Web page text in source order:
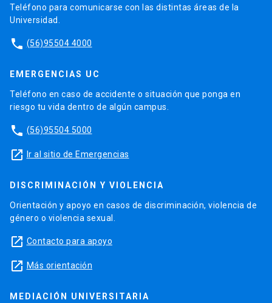
Teléfono para comunicarse con las distintas áreas de la
Universidad.
phone (56)95504 4000
EMERGENCIAS UC
Teléfono en caso de accidente o situación que ponga en
riesgo tu vida dentro de algún campus.
phone (56)95504 5000
launch Ir al sitio de Emergencias
DISCRIMINACIÓN Y VIOLENCIA
Orientación y apoyo en casos de discriminación, violencia de
género o violencia sexual.
launch Contacto para apoyo
launch Más orientación
MEDIACIÓN UNIVERSITARIA